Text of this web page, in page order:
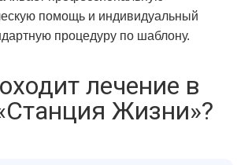
помощь и индивидуальный
процедуру по шаблону.
лечение в
Жизни»?